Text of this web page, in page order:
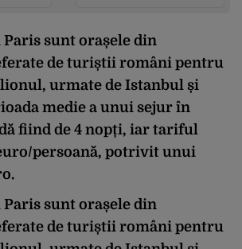
Paris sunt orașele din
de turiștii români pentru
urmate de Istanbul și
medie a unui sejur în
fiind de 4 nopți, iar tariful
persoană, potrivit unui
Paris sunt orașele din
de turiștii români pentru